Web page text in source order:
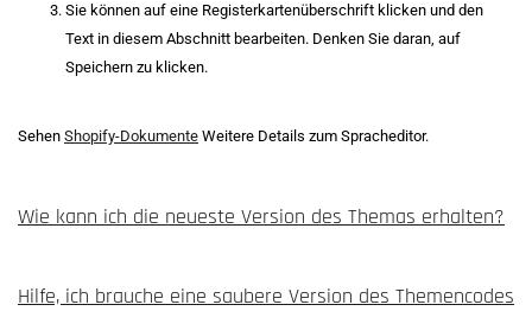
Sie können auf eine Registerkartenüberschrift klicken und den
Text in diesem Abschnitt bearbeiten. Denken Sie daran, auf
Speichern zu klicken.
Sehen Shopify-Dokumente Weitere Details zum Spracheditor.
Wie kann ich die neueste Version des Themas erhalten?
Hilfe, ich brauche eine saubere Version des Themencodes